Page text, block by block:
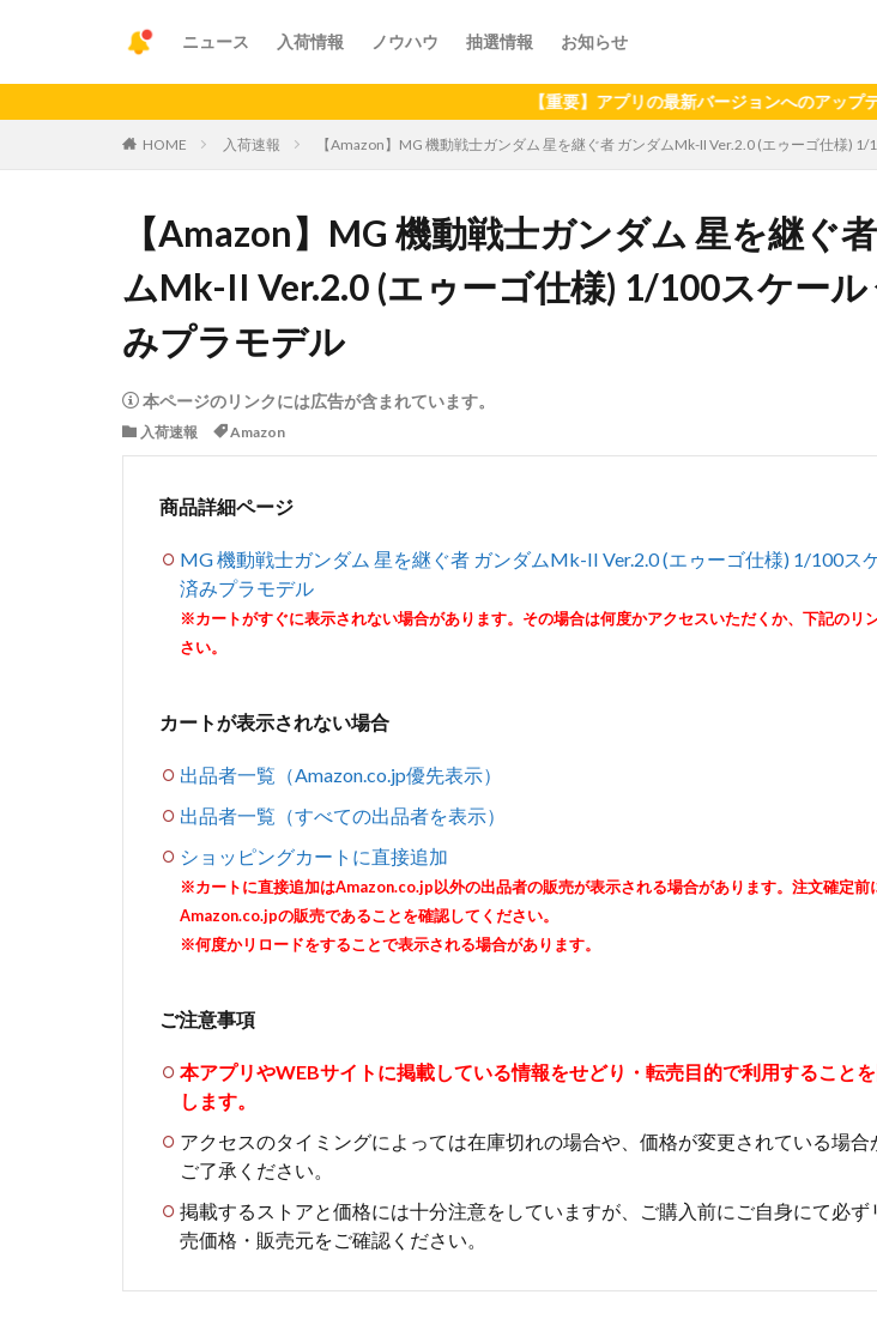
ニュース 入荷情報 ノウハウ 抽選情報 お知らせ
【重要】アプリの最新バージョンへのアップデート
HOME 入荷速報 【Amazon】MG 機動戦士ガンダム 星を継ぐ者 ガンダムMk-II Ver.2.0 (エゥーゴ仕様)
【Amazon】MG 機動戦士ガンダム 星を継ぐ
ムMk-II Ver.2.0 (エゥーゴ仕様) 1/100スケール
みプラモデル
本ページのリンクには広告が含まれています。
入荷速報 Amazon
商品詳細ページ
MG 機動戦士ガンダム 星を継ぐ者 ガンダムMk-II Ver.2.0 (エゥーゴ仕様) 1/100ス
済みプラモデル
※カートがすぐに表示されない場合があります。その場合は何度かアクセスいただくか、下記のリ
さい。
カートが表示されない場合
出品者一覧（Amazon.co.jp優先表示）
出品者一覧（すべての出品者を表示）
ショッピングカートに直接追加
※カートに直接追加はAmazon.co.jp以外の出品者の販売が表示される場合があります。注文確定前
Amazon.co.jpの販売であることを確認してください。
※何度かリロードをすることで表示される場合があります。
ご注意事項
本アプリやWEBサイトに掲載している情報をせどり・転売目的で利用すること
します。
アクセスのタイミングによっては在庫切れの場合や、価格が変更されている場合
ご了承ください。
掲載するストアと価格には十分注意をしていますが、ご購入前にご自身にて必ず
売価格・販売元をご確認ください。